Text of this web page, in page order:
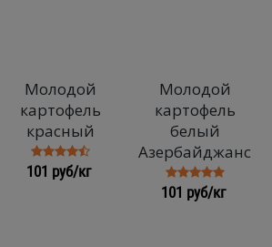
Молодой
картофель
красный
101 руб/кг
Молодой
картофель
белый
Азербайджанский
101 руб/кг